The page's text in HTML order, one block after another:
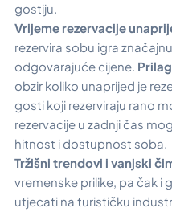
gostiju.
Vrijeme rezervacije
rezervira sobu igra
odgovarajuće cijene.
obzir koliko unaprijed je
gosti koji rezerviraju rano
rezervacije u zadnji čas
hitnost i dostupnost soba.
Tržišni trendovi i vanjski
vremenske prilike, pa čak
utjecati na turističku